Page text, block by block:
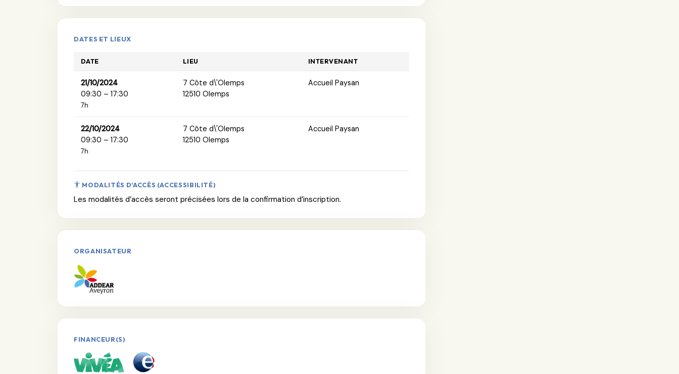
DATES ET LIEUX
DATE LIEU INTERVENANT
21/10/2024
09:30 – 17:30
7h
7 Côte d\'Olemps
12510 Olemps
Accueil Paysan
22/10/2024
09:30 – 17:30
7h
7 Côte d\'Olemps
12510 Olemps
Accueil Paysan
MODALITÉS D'ACCÈS (ACCESSIBILITÉ)
Les modalités d’accès seront précisées lors de la confirmation d’inscription.
ORGANISATEUR
FINANCEUR(S)